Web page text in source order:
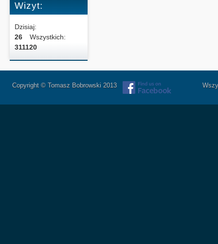
Wizyt:
Dzisiaj:
26
Wszystkich:
311120
Copyright © Tomasz Bobrowski 2013 Wszystkie